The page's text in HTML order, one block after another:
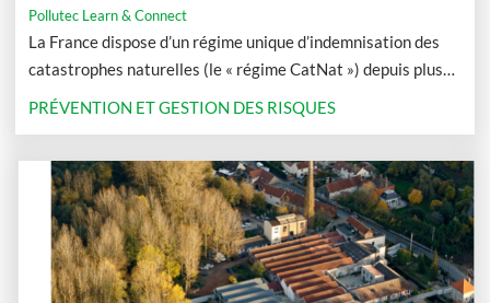
Pollutec Learn & Connect
La France dispose d’un régime unique d’indemnisation des
catastrophes naturelles (le « régime CatNat ») depuis plus
de quarante ans.
PRÉVENTION ET GESTION DES RISQUES